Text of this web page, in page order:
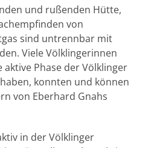
und rußenden Hütte,
von
sind untrennbar mit
Viele Völklingerinnen
aktive Phase der Völklinger
konnten und können
von Eberhard Gnahs
in der Völklinger